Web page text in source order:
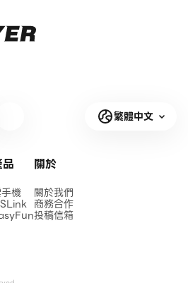
繁體中文
機
關於
關於我們
商務合作
投稿信箱